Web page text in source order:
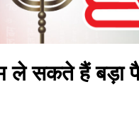
सकते हैं बड़ा